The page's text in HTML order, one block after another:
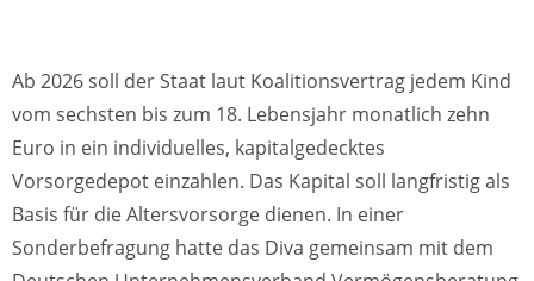
Ab 2026 soll der Staat laut Koalitionsvertrag jedem Kind
vom sechsten bis zum 18. Lebensjahr monatlich zehn
Euro in ein individuelles, kapitalgedecktes
Vorsorgedepot einzahlen. Das Kapital soll langfristig als
Basis für die Altersvorsorge dienen. In einer
Sonderbefragung hatte das Diva gemeinsam mit dem